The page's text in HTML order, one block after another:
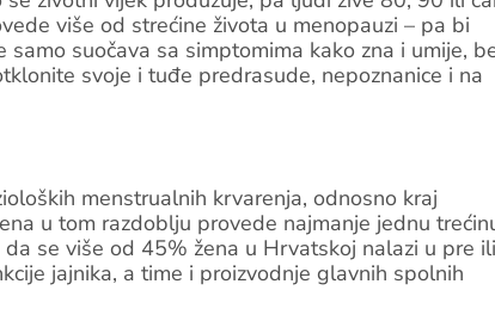
više od strećine života u menopauzi – pa bi
suočava sa simptomima kako zna i umije,
svoje i tuđe predrasude, nepoznanice i na
menstrualnih krvarenja, odnosno kraj
u tom razdoblju provede najmanje jednu
se više od 45% žena u Hrvatskoj nalazi u pre ili
jajnika, a time i proizvodnje glavnih spolnih